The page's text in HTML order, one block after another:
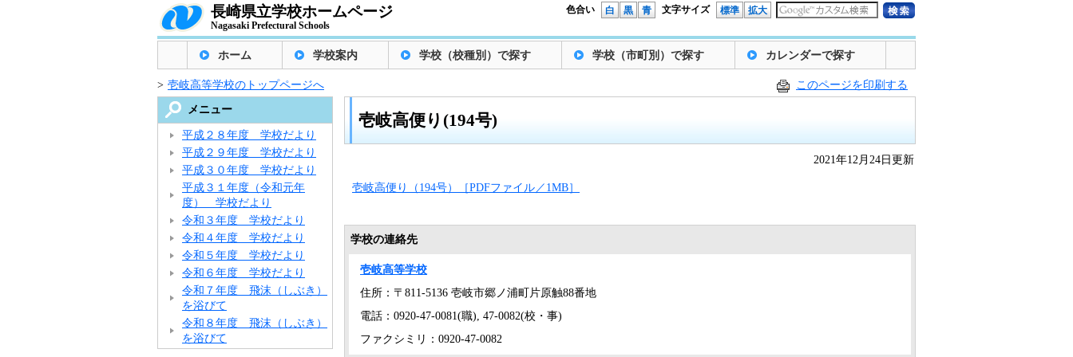
長崎県立学校ホームページ
Nagasaki Prefectural Schools
文字サイズ 標準 拡大
色合い 白 黒 青
ホーム 学校案内 学校（校種別）で探す 学校（市町別）で探す カレンダーで探す
> 壱岐高等学校のトップページへ このページを印刷する
壱岐高便り(194号)
2021年12月24日更新
壱岐高便り（194号）［PDFファイル／1MB］
学校の連絡先
壱岐高等学校
住所：〒811-5136 壱岐市郷ノ浦町片原触88番地
電話：0920-47-0081(職), 47-0082(校・事)
ファクシミリ：0920-47-0082
メニュー
平成２８年度 学校だより
平成２９年度 学校だより
平成３０年度 学校だより
平成３１年度（令和元年
度） 学校だより
令和３年度 学校だより
令和４年度 学校だより
令和５年度 学校だより
令和６年度 学校だより
令和７年度 飛沫（しぶき）
を浴びて
令和８年度 飛沫（しぶき）
を浴びて